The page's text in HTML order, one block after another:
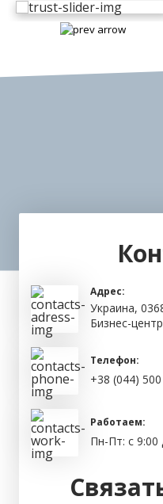
Адрес:
Украина,
Бизнес-
Телефон:
+38 (044)
Работаем:
Пн-Пт: с 9:00